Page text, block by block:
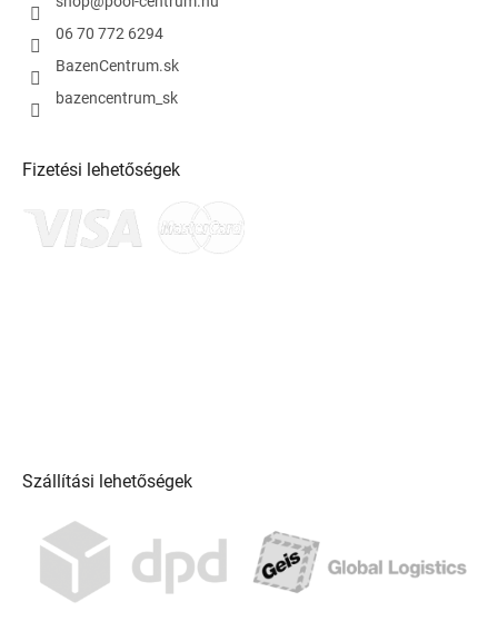
06 70 772 6294
BazenCentrum.sk
bazencentrum_sk
Fizetési lehetőségek
Szállítási lehetőségek